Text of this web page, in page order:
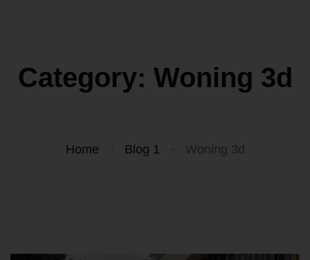
Category: Woning 3d
Home Blog 1 Woning 3d